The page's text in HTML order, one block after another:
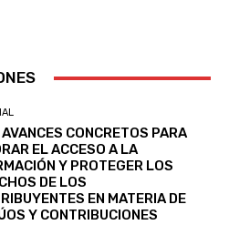
CONCRETOS PARA
EL ACCESO A LA
Y PROTEGER LOS
DE LOS
EN MATERIA DE
Y CONTRIBUCIONES